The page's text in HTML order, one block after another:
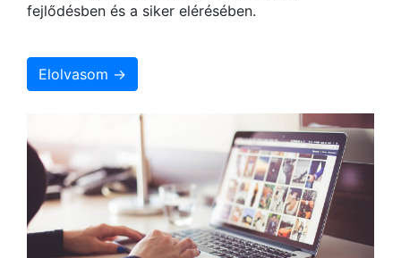
fejlődésben és a siker elérésében.
Elolvasom →